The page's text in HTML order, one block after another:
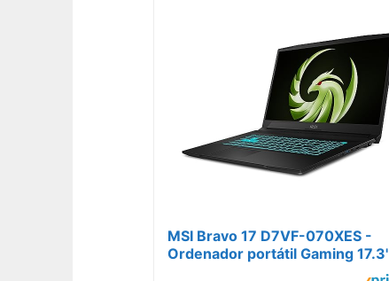
MSI Bravo 17 D7VF-070XES -
Ordenador portátil Gaming 17.3'